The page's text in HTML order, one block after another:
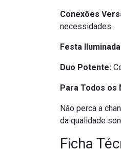
Conexões
necessidades.
Festa
Duo Potente:
Para Todos os
Não perca a
da qualidade
Ficha